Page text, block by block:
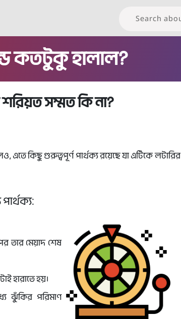
কতটুকু হালাল?
শরিয়ত সম্মত কি না?
এতে কিছু গুরুত্বপূর্ণ পার্থক্য রয়েছে যা এটিকে লটারির
তার মেয়াদ শেষ
হারাতে হয়।
ঝুঁকির পরিমাণ